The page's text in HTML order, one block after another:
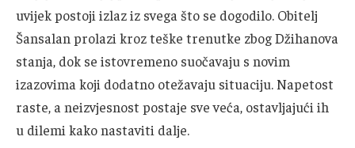
uvijek postoji izlaz iz svega što se dogodilo. Obitelj
Šansalan prolazi kroz teške trenutke zbog Džihanova
stanja, dok se istovremeno suočavaju s novim
izazovima koji dodatno otežavaju situaciju. Napetost
raste, a neizvjesnost postaje sve veća, ostavljajući ih
u dilemi kako nastaviti dalje.